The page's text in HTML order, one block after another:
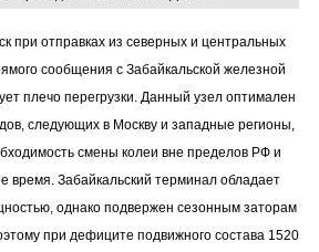
при отправках из северных и центральных
сообщения с Забайкальской железной
плечо перегрузки. Данный узел оптимален
следующих в Москву и западные регионы,
смены колеи вне пределов РФ и
время. Забайкальский терминал обладает
однако подвержен сезонным заторам
при дефиците подвижного состава 1520